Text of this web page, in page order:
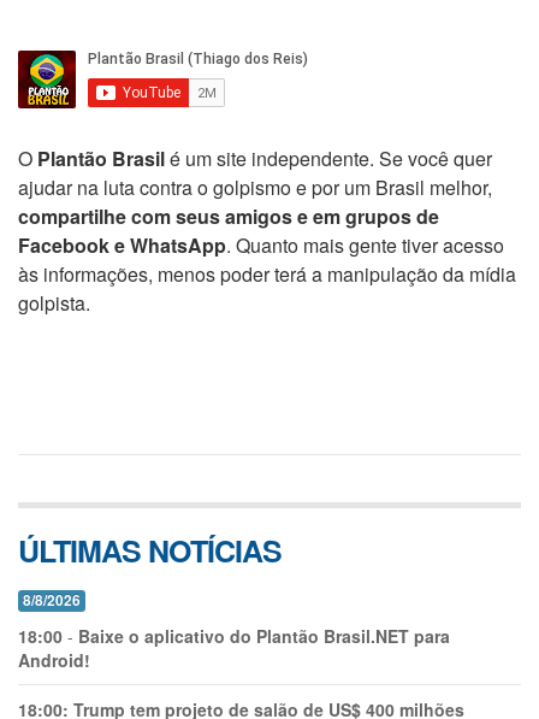
O Plantão Brasilé um site independente. Se você quer
ajudar na luta contra o golpismo e por um Brasil melhor,
compartilhe com seus amigos e em grupos de
Facebook e WhatsApp. Quanto mais gente tiver acesso
às informações, menos poder terá a manipulação da mídia
golpista.
ÚLTIMAS NOTÍCIAS
8/8/2026
18:00 - Baixe o aplicativo do Plantão Brasil.NET para
Android!
18:00: Trump tem projeto de salão de US$ 400 milhões